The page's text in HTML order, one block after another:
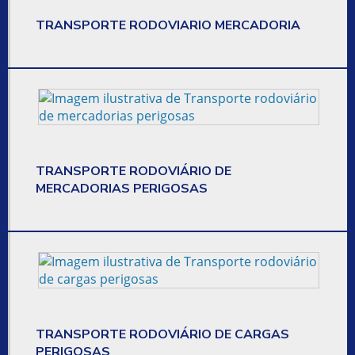
EMPRESA DE ENTREGA DE CARGAS
EMPRESA DE ENTREGA DE MERCADORIAS
EMPRESA DE ENTREGA DE PEQUENOS VOLUMES
EMPRESA QUE FAZ ENTREGA
EMPRESA QUE FAZ TRANSPORTE
EMPRESA DE TRANSPORTE
EMPRESA DE TRANSPORTE E COMMERCE
TRANSPORTE RODOVIARIO MERCADORIA
TRANSPORTE RODOVIÁRIO DE
MERCADORIAS PERIGOSAS
TRANSPORTE RODOVIÁRIO DE CARGAS